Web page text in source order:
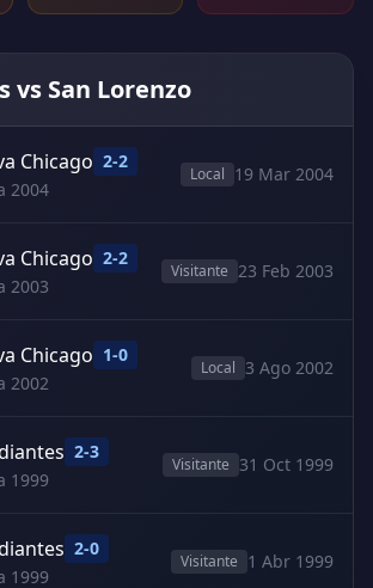
vs San Lorenzo
Chicago 2-2
2004
Local 19 Mar 2004
Chicago 2-2
2003
Visitante 23 Feb 2003
Chicago 1-0
2002
Local 3 Ago 2002
2-3
1999
Visitante 31 Oct 1999
2-0
1999
Visitante 1 Abr 1999